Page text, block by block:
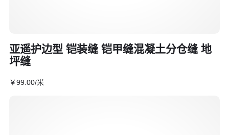
亚遥护边型 铠装缝 铠甲缝混凝土分仓缝 地
坪缝
￥99 .00/米